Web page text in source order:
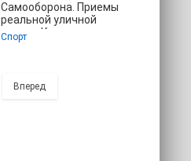
Самооборона. Приемы
реальной уличной
драки - Коллектив
авторов (книги онлайн
Спорт
Вперед